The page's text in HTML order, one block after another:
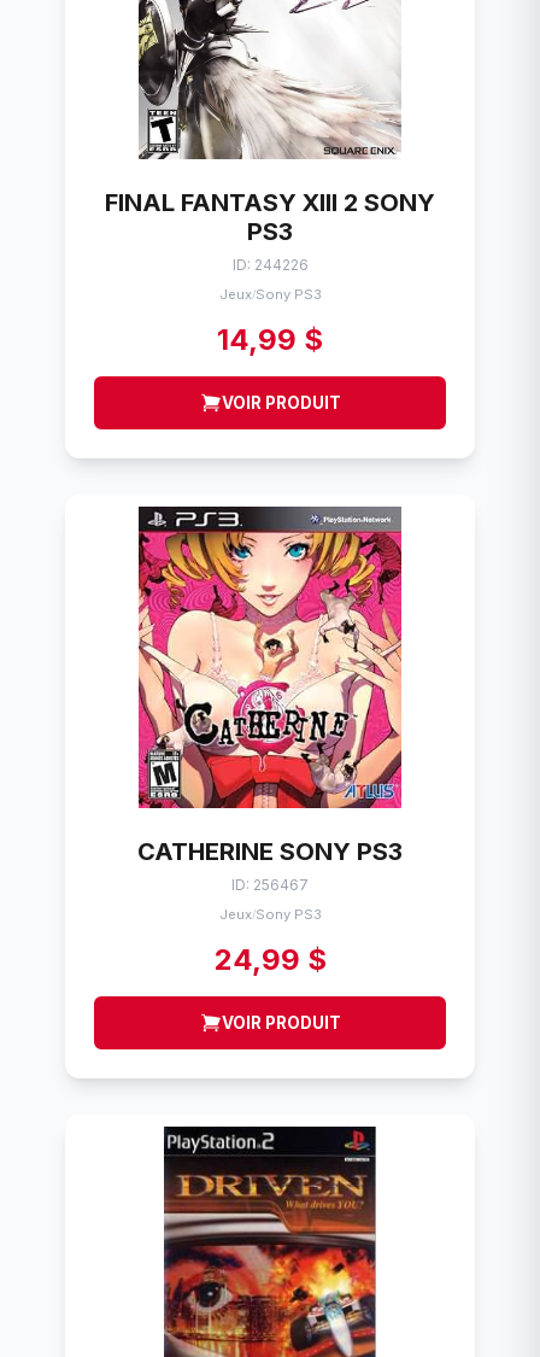
FINAL FANTASY XIII 2 SONY
PS3
ID: 244226
Jeux/Sony PS3
14,99 $
VOIR PRODUIT
CATHERINE SONY PS3
ID: 256467
Jeux/Sony PS3
24,99 $
VOIR PRODUIT